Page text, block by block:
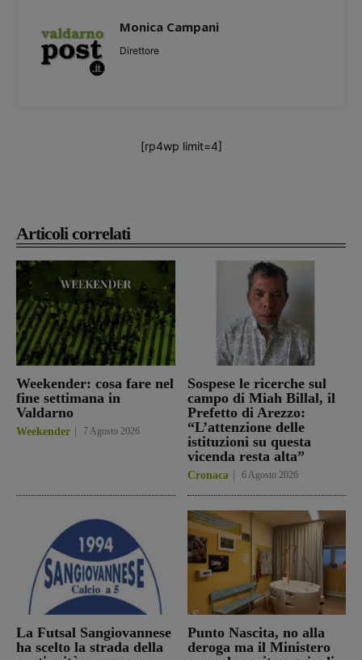
Articoli correlati
Weekender: cosa fare nel
fine settimana in
Valdarno
Weekender 7 Agosto 2026
Sospese le ricerche sul
campo di Miah Billal, il
Prefetto di Arezzo:
“L’attenzione delle
istituzioni su questa
vicenda resta alta”
Cronaca 6 Agosto 2026
La Futsal Sangiovannese
ha scelto la strada della
Punto Nascita, no alla
deroga ma il Ministero
Monica Campani
Direttore
[rp4wp limit=4]